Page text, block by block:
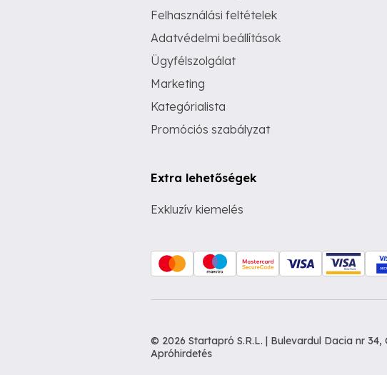
Felhasználási feltételek
Adatvédelmi beállítások
Ügyfélszolgálat
Marketing
Kategórialista
Promóciós szabályzat
Extra lehetőségek
Exkluzív kiemelés
© 2026 Startapró S.R.L. | Bulevardul Dacia nr
Apróhirdetés